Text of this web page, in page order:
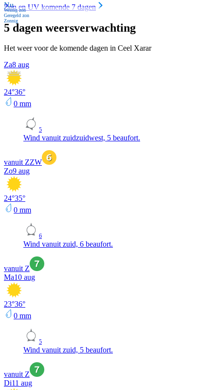
Nu
Weinig zon
Geregeld zon
Zonnig
Zon en UV komende 7 dagen
5 dagen weersverwachting
Het weer voor de komende dagen in Ceel Xarar
Za8 aug
24°36°
0 mm
5
Wind vanuit zuidzuidwest, 5 beaufort.
vanuit ZZW
Zo9 aug
24°35°
0 mm
6
Wind vanuit zuid, 6 beaufort.
vanuit Z
Ma10 aug
23°36°
0 mm
5
Wind vanuit zuid, 5 beaufort.
vanuit Z
Di11 aug